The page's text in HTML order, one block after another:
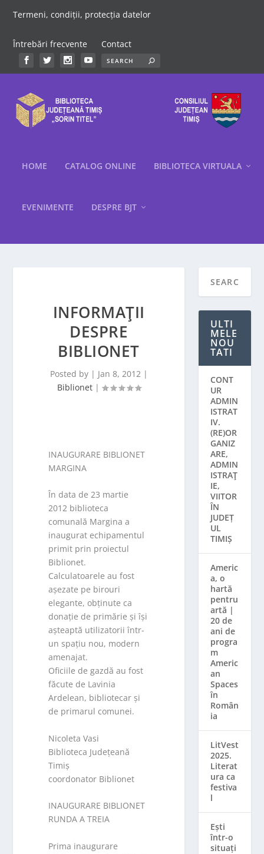
Termeni, condiții, protecția datelor
Întrebări frecvente Contact
HOME CATALOG ONLINE BIBLIOTECA VIRTUALA
EVENIMENTE DESPRE BJT
INFORMAŢII
DESPRE
BIBLIONET
Posted by | Jan 8, 2012|
Biblionet|
INAUGURARE BIBLIONET
MARGINA
În data de 23 martie
2012 biblioteca
comunală Margina a
inaugurat echipamentul
primit prin proiectul
Biblionet.
Calculatoarele au fost
așezate pe birouri
elegante, obținute ca
donație de primărie și își
așteaptă utilizatorii într-
un spațiu nou, modern
amenajat.
Oficiile de gazdă au fost
făcute de Lavinia
Ardelean, bibliotecar și
de primarul comunei.
Nicoleta Vasi
Biblioteca Județeană
Timiș
coordonator Biblionet
INAUGURARE BIBLIONET
RUNDA A TREIA
Prima inaugurare
ULTI
MELE
NOU
TATI
CONT
UR
ADMIN
ISTRAT
IV.
(RE)OR
GANIZ
ARE,
ADMIN
ISTRAŢ
IE,
VIITOR
ÎN
JUDEȚ
UL
TIMIȘ
Americ
a, o
hartă
pentru
artă |
20 de
ani de
progra
m
Americ
an
Spaces
în
Român
ia
LitVest
2025.
Literat
ura ca
festiva
l
Ești
într-o
situați